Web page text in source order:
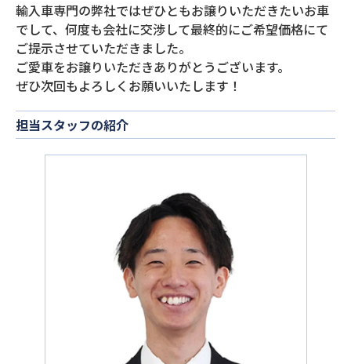
輸入車専門の弊社ではぜひともお譲りいただきたいお車
でして、何度も会社に交渉して最終的にご希望価格にて
ご提示させていただきました。
ご愛車をお譲りいただきありがとうございます。
ぜひ次回もよろしくお願いいたします！
担当スタッフの紹介